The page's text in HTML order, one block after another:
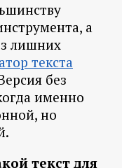
а
лишних
текста
без
именно
но
текст для